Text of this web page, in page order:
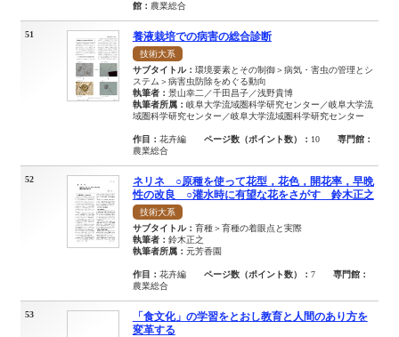
館： 農業総合
51 養液栽培での病害の総合診断
技術大系
サブタイトル： 環境要素とその制御＞病気・害虫の管理とシ
ステム＞病害虫防除をめぐる動向
執筆者： 景山幸二／千田昌子／浅野貴博
執筆者所属： 岐阜大学流域圏科学研究センター／岐阜大学流
域圏科学研究センター／岐阜大学流域圏科学研究センター
作目： 花卉編 ページ数（ポイント数）： 10
専門館：
農業総合
52
ネリネ ○原種を使って花型，花色，開花率，早晩
性の改良 ○灌水時に有望な花をさがす 鈴木正之
技術大系
サブタイトル： 育種＞育種の着眼点と実際
執筆者： 鈴木正之
執筆者所属： 元芳香園
作目： 花卉編 ページ数（ポイント数）： 7
専門館：
農業総合
53
「食文化」の学習をとおし教育と人間のあり方を
変革する